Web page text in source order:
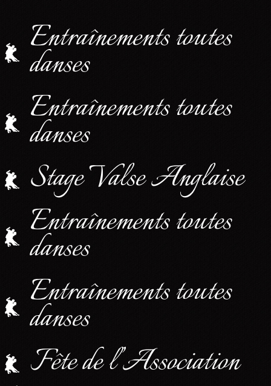
Entraînements toutes
danses
Entraînements toutes
danses
Stage Valse Anglaise
Entraînements toutes
danses
Entraînements toutes
danses
Fête de l’Association